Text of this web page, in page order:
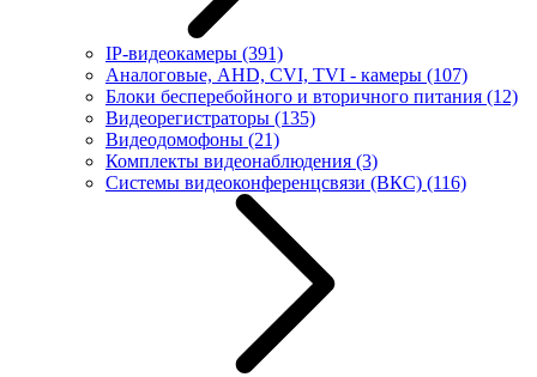
IP-видеокамеры (391)
Аналоговые, AHD, CVI, TVI - камеры (107)
Блоки бесперебойного и вторичного питания (12)
Видеорегистраторы (135)
Видеодомофоны (21)
Комплекты видеонаблюдения (3)
Системы видеоконференцсвязи (ВКС) (116)